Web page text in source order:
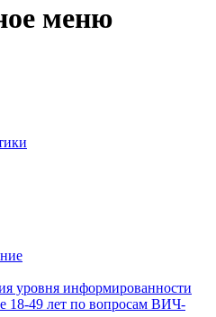
меню
уровня информированности
18-49 лет по вопросам ВИЧ-